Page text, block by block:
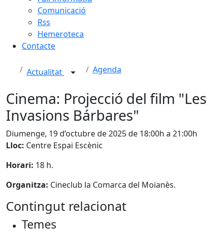
Comunicació
Rss
Hemeroteca
Contacte
Actualitat Agenda
Cinema: Projecció del film "Les
Invasions Bárbares"
Diumenge, 19 d’octubre de 2025 de 18:00h a 21:00h
Lloc: Centre Espai Escènic
Horari: 18 h.
Organitza: Cineclub la Comarca del Moianès.
Contingut relacionat
Temes